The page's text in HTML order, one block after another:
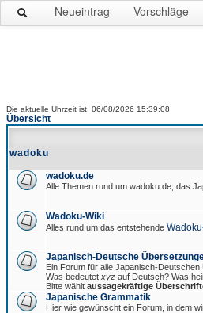
Neueintrag Vorschläge
Die aktuelle Uhrzeit ist: 06/08/2026 15:39:08
Übersicht
wadoku
wadoku.de
Alle Themen rund um wadoku.de, das
Wadoku-Wiki
Alles rund um das entstehende
Japanisch-Deutsche
Ein Forum für alle Japanisch-
Was bedeutet xyz auf Deutsch? Was
Bitte wählt aussagekräftige
Japanische Grammatik
Hier wie gewünscht ein Forum, in dem